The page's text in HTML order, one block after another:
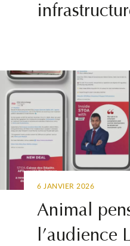
6 JANVIER 2026
Animal
l’audience